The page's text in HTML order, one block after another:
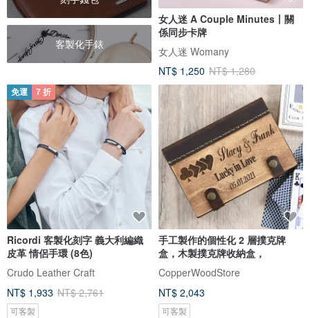
客製化手錶
女人迷 A Couple Minutes丨關
係同步卡牌
女人迷 Womany
NT$ 1,250 NT$ 1,280
免運 7 折
Ricordi 客製化刻字 義大利編織
皮革 情侶手環 (8色)
Crudo Leather Craft
NT$ 1,933 NT$ 2,761
可客製
手工製作的個性化 2 層撲克牌
盒，木製撲克牌收納盒，
CopperWoodStore
NT$ 2,043
可客製